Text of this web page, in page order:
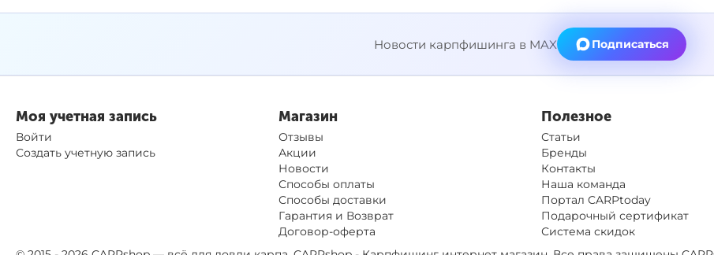
Новости карпфишинга в MAX Подписаться
Моя учетная запись
Войти
Создать учетную запись
Магазин
Отзывы
Акции
Новости
Способы оплаты
Способы доставки
Гарантия и Возврат
Договор-оферта
Полезное
Статьи
Бренды
Контакты
Наша команда
Портал CARPtoday
Подарочный сертификат
Система скидок